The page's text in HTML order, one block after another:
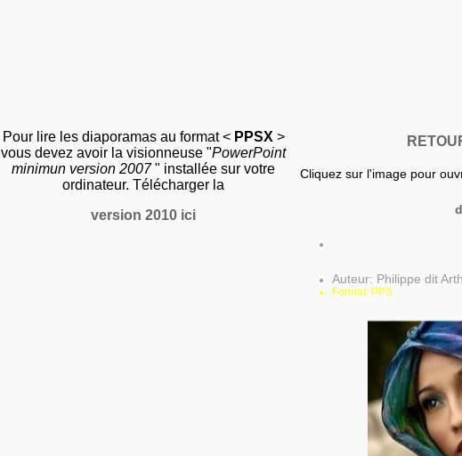
Pour lire les diaporamas au format < PPSX >
vous devez avoir la visionneuse "PowerPoint
minimun version 2007" installée sur votre
ordinateur. Télécharger la
version 2010 ici
Cliquez sur l'image pour
Auteur: Philippe dit
Format: PPS